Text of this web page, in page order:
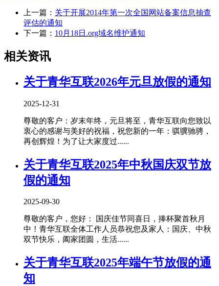
上一篇： 关于开展2014年第一次全国网站备案信息抽查
评估的通知
下一篇： 10月18日.org域名维护通知
相关资讯
关于青华互联2026年元旦放假的通知
2025-12-31
尊敬的客户：岁末年终，元旦将至，青华互联向您致以
衷心的感谢与美好的祝福，祝您新的一年：骐骥驰骋，
再创辉煌！为了让大家度过......
关于青华互联2025年中秋国庆双节放
假的通知
2025-09-30
尊敬的客户，您好： 国庆佳节同喜日，捧杯聚首秋月
中！青华互联全体工作人员恭祝您及家人：国庆、中秋
双节快乐，阖家团圆，生活......
关于青华互联2025年端午节放假的通
知